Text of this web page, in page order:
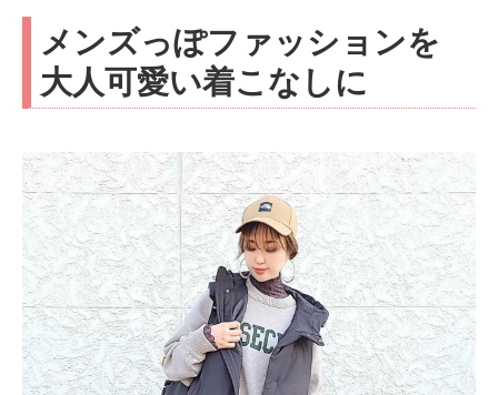
メンズっぽファッションを
大人可愛い着こなしに